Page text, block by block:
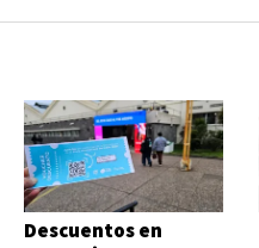
Descuentos en